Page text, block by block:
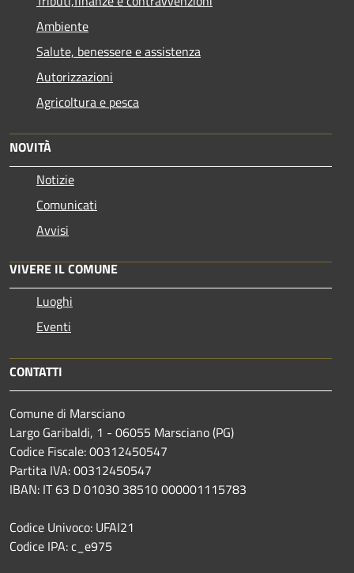
Ambiente
Salute, benessere e assistenza
Autorizzazioni
Agricoltura e pesca
NOVITÀ
Notizie
Comunicati
Avvisi
VIVERE IL COMUNE
Luoghi
Eventi
CONTATTI
Comune di Marsciano
Largo Garibaldi, 1 - 06055 Marsciano (PG)
Codice Fiscale: 00312450547
Partita IVA: 00312450547
IBAN: IT 63 D 01030 38510 000001115783
Codice Univoco: UFAI21
Codice IPA: c_e975